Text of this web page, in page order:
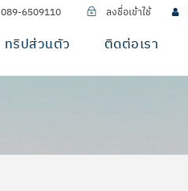
089-6509110 ลงชื่อเข้าใช้
ทริปส่วนตัว ติดต่อเรา